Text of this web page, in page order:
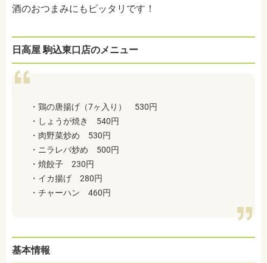
酒のおつまみにもピッタリです！
日高屋 駒込東口店のメニュー
・鶏の唐揚げ（7ヶ入り） 530円
・しょうが焼き 540円
・肉野菜炒め 530円
・ニラレバ炒め 500円
・焼餃子 230円
・イカ揚げ 280円
・チャーハン 460円
基本情報